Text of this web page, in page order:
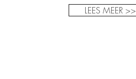
LEES MEER >>